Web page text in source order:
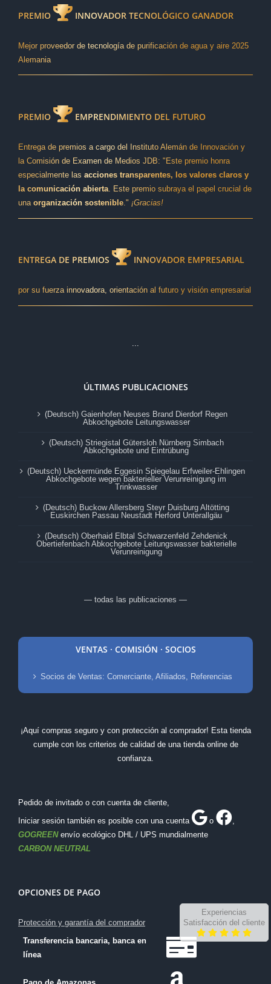
PREMIO INNOVADOR TECNOLÓGICO GANADOR
Mejor proveedor de tecnología de purificación de agua y aire 2025
Alemania
PREMIO EMPRENDIMIENTO DEL FUTURO
Entrega de premios a cargo del Instituto Alemán de Innovación y
la Comisión de Examen de Medios JDB: "Este premio honra
especialmente las acciones transparentes, los valores claros y
la comunicación abierta. Este premio subraya el papel crucial de
una organización sostenible." ¡Gracias!
ENTREGA DE PREMIOS INNOVADOR EMPRESARIAL
por su fuerza innovadora, orientación al futuro y visión empresarial
ÚLTIMAS PUBLICACIONES
(Deutsch) Gaienhofen Neuses Brand Dierdorf Regen
Abkochgebote Leitungswasser
(Deutsch) Striegistal Gütersloh Nürnberg Simbach
Abkochgebote und Eintrübung
(Deutsch) Ueckermünde Eggesin Spiegelau Erfweiler-Ehlingen
Abkochgebote wegen bakterieller Verunreinigung im
Trinkwasser
(Deutsch) Buckow Allersberg Steyr Duisburg Altötting
Euskirchen Passau Neustadt Herford Unterallgäu
(Deutsch) Oberhaid Elbtal Schwarzenfeld Zehdenick
Obertiefenbach Abkochgebote Leitungswasser bakterielle
Verunreinigung
— todas las publicaciones —
VENTAS · COMISIÓN · SOCIOS
Socios de Ventas: Comerciante, Afiliados, Referencias
¡Aquí compras seguro y con protección al comprador! Esta tienda
cumple con los criterios de calidad de una tienda online de
confianza.
Pedido de invitado o con cuenta de cliente,
Iniciar sesión también es posible con una cuenta
o
GOGREENenvío ecológico DHL / UPS mundialmente
CARBON NEUTRAL
OPCIONES DE PAGO
Protección y garantía del comprador
Transferencia bancaria, banca en
línea
Experiencias
Satisfacción del cliente